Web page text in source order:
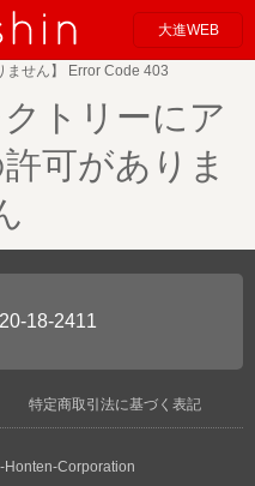
大進WEB
ません】 Error Code 403
トリーにア
可がありま
18-2411
特定商取引法に基づく表記
Corporation